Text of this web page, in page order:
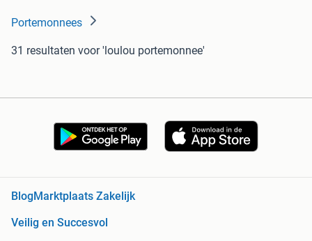
Portemonnees
31 resultaten voor 'loulou portemonnee'
BlogMarktplaats Zakelijk
Veilig en Succesvol